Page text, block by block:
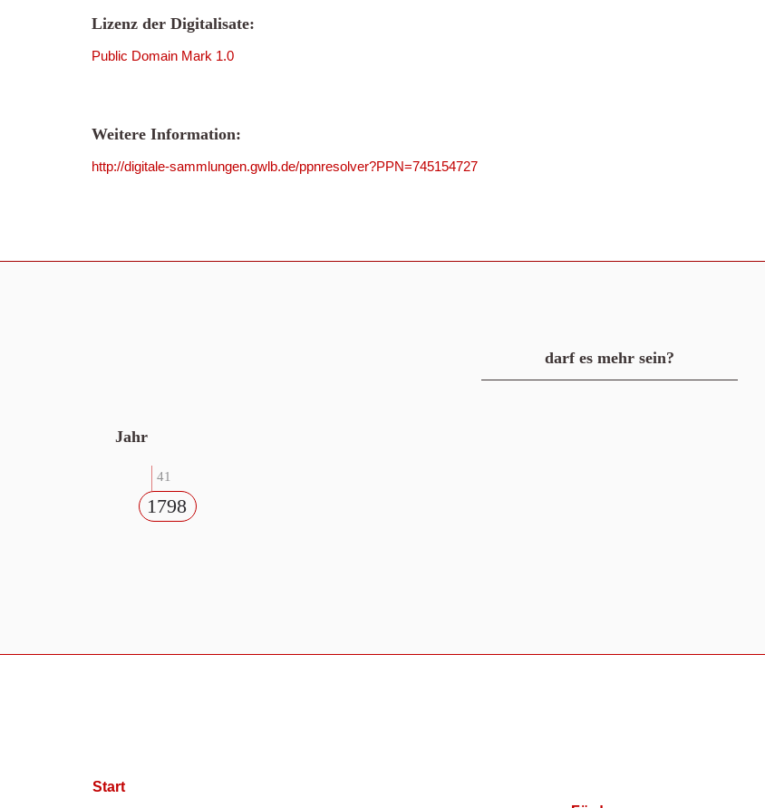
Lizenz der Digitalisate:
Public Domain Mark 1.0
Weitere Information:
http://digitale-sammlungen.gwlb.de/ppnresolver?PPN=745154727
darf es mehr sein?
Jahr
41
1798
Start